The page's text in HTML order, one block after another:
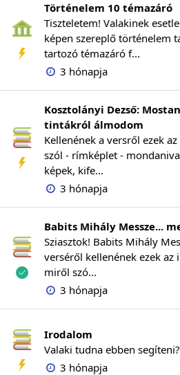
Történelem 10 témazáró
Tiszteletem! Valakinek
képen szereplő történelem
tartozó témazáró f...
3 hónapja
Kosztolányi Dezső:
tintákról álmodom
Kellenének a versről ezek
szól - rímképlet -
képek, kife...
3 hónapja
Babits Mihály Messze...
Sziasztok! Babits Mihály
verséről kellenének ezek az
miről szó...
3 hónapja
Irodalom
Valaki tudna ebben segíteni?
3 hónapja